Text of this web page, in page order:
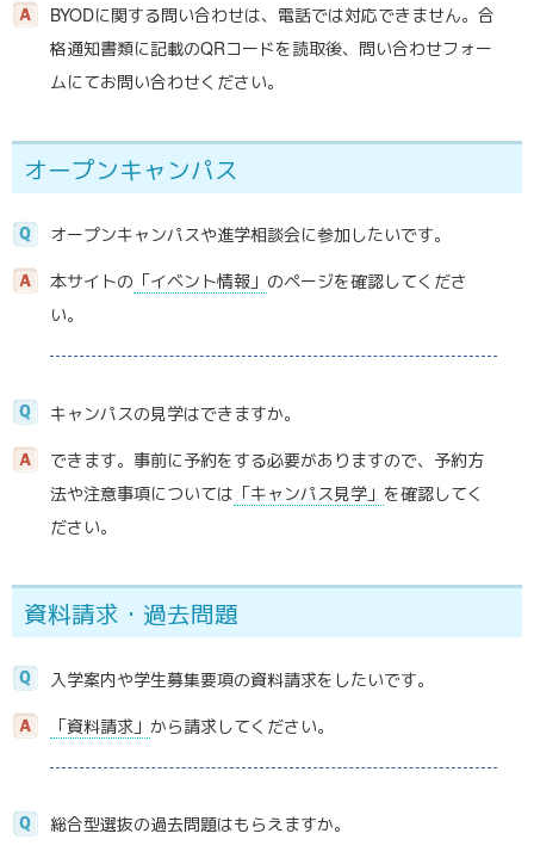
BYODに関する問い合わせは、電話では対応できません。合
格通知書類に記載のQRコードを読取後、問い合わせフォー
ムにてお問い合わせください。
オープンキャンパス
オープンキャンパスや進学相談会に参加したいです。
本サイトの 「イベント情報」 のページを確認してくださ
い。
キャンパスの見学はできますか。
できます。事前に予約をする必要がありますので、予約方
法や注意事項については 「キャンパス見学」 を確認してく
ださい。
資料請求・過去問題
入学案内や学生募集要項の資料請求をしたいです。
「資料請求」 から請求してください。
総合型選抜の過去問題はもらえますか。